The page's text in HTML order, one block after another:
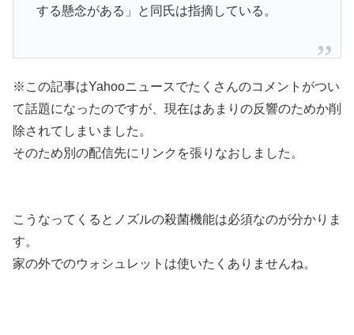
する懸念がある」と同氏は指摘している。
※この記事はYahooニュースでたくさんのコメントがつい
て話題になったのですが、現在はあまりの反響のためか削
除されてしまいました。
そのため別の配信先にリンクを張りなおしました。
こうなってくるとノズルの殺菌機能は必須なのが分かりま
す。
家の外でのウォシュレットは使いたくありませんね。